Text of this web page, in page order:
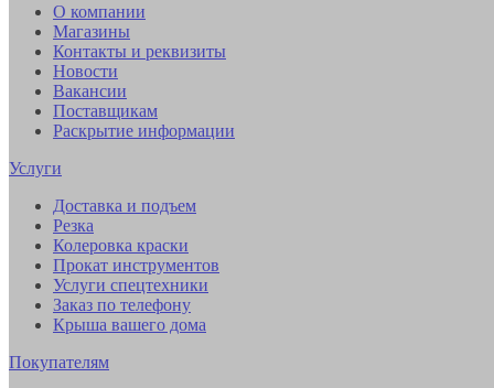
О компании
Магазины
Контакты и реквизиты
Новости
Вакансии
Поставщикам
Раскрытие информации
Услуги
Доставка и подъем
Резка
Колеровка краски
Прокат инструментов
Услуги спецтехники
Заказ по телефону
Крыша вашего дома
Покупателям